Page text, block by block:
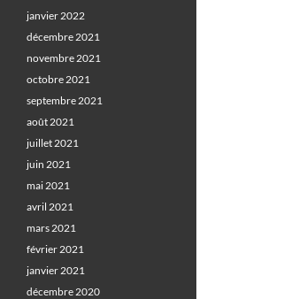
janvier 2022
décembre 2021
novembre 2021
octobre 2021
septembre 2021
août 2021
juillet 2021
juin 2021
mai 2021
avril 2021
mars 2021
février 2021
janvier 2021
décembre 2020